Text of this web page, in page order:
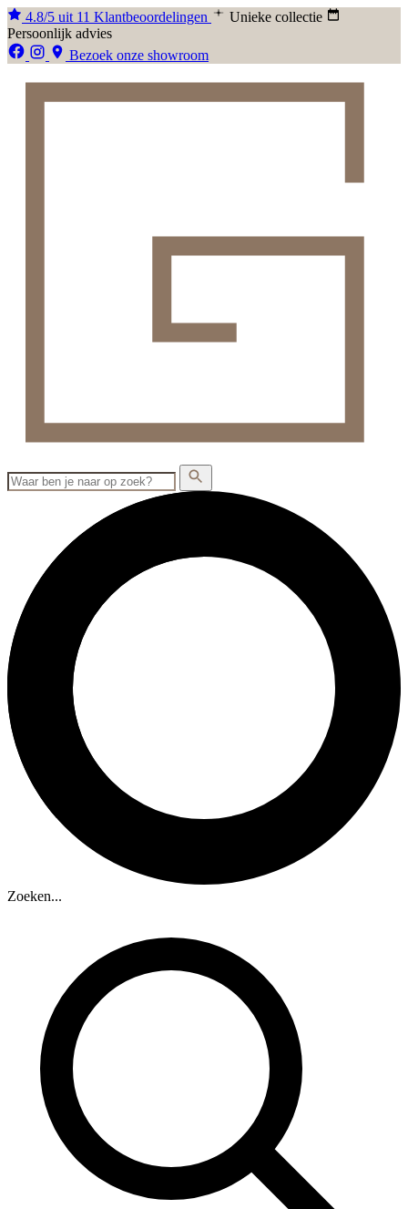
4.8/5 uit 11 Klantbeoordelingen
Unieke collectie
Persoonlijk advies
Bezoek onze showroom
Zoeken...